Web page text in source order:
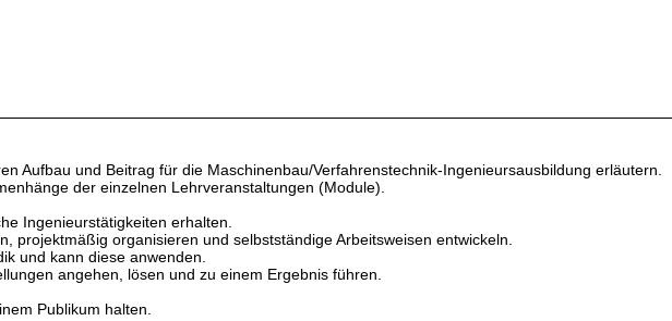
Aufbau und Beitrag für die Maschinenbau/Verfahrenstechnik-Ingenieursausbildung erläutern.
der einzelnen Lehrveranstaltungen (Module).
Ingenieurstätigkeiten erhalten.
projektmäßig organisieren und selbstständige Arbeitsweisen entwickeln.
und kann diese anwenden.
angehen, lösen und zu einem Ergebnis führen.
Publikum halten.